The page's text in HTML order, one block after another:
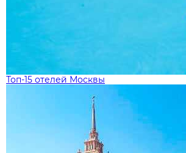
Топ-15 отелей Москвы